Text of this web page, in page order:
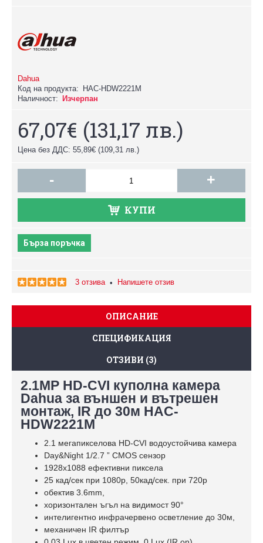
Dahua
Код на продукта:
HAC-HDW2221M
Наличност:
Изчерпан
67,07€ (131,17 лв.)
Цена без ДДС: 55,89€ (109,31 лв.)
- +
КУПИ
Бърза поръчка
3 отзива• Напишете отзив
ОПИСАНИЕ
СПЕЦИФИКАЦИЯ
ОТЗИВИ (3)
2.1MP HD-CVI куполна камера
Dahua за външен и вътрешен
монтаж, IR до 30м HAC-
HDW2221M
2.1 мегапикселова HD-CVI водоустойчива камера
Day&Night 1/2.7 ” CMOS сензор
1928х1088 ефективни пиксела
25 кад/сек при 1080p, 50кад/сек. при 720p
обектив 3.6mm,
хоризонтален ъгъл на видимост 90°
интелигентно инфрачервено осветление до 30м,
механичен IR филтър